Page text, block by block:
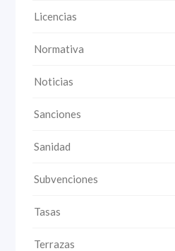
Licencias
Normativa
Noticias
Sanciones
Sanidad
Subvenciones
Tasas
Terrazas